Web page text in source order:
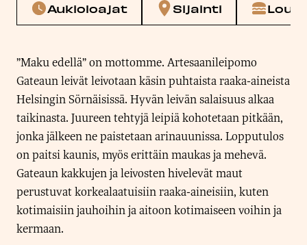
Aukioloajat Sijainti
”Maku edellä” on mottomme. Artesaanileipomo
Gateaun leivät leivotaan käsin puhtaista raaka-aineista
Helsingin Sörnäisissä. Hyvän leivän salaisuus alkaa
taikinasta. Juureen tehtyjä leipiä kohotetaan pitkään,
jonka jälkeen ne paistetaan arinauunissa. Lopputulos
on paitsi kaunis, myös erittäin maukas ja mehevä.
Gateaun kakkujen ja leivosten hivelevät maut
perustuvat korkealaatuisiin raaka-aineisiin, kuten
kotimaisiin jauhoihin ja aitoon kotimaiseen voihin ja
kermaan.